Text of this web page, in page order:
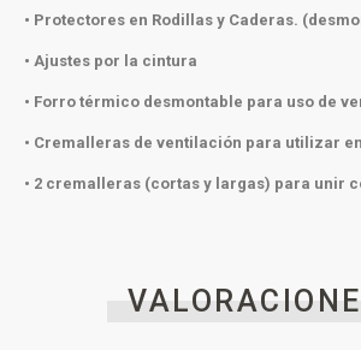
• Protectores en Rodillas y Caderas.
• Ajustes por la cintura
• Forro térmico desmontable para uso de
• Cremalleras de ventilación para utilizar
• 2 cremalleras (cortas y largas) para unir